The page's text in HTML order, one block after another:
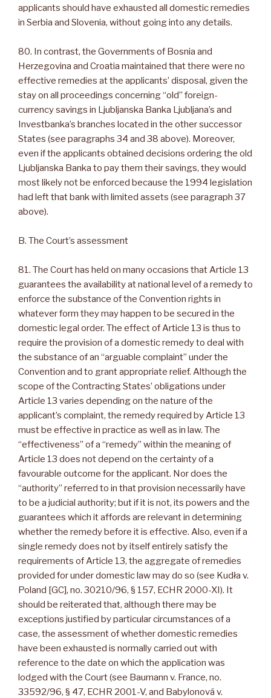
applicants should have exhausted all domestic remedies
in Serbia and Slovenia, without going into any details.
80. In contrast, the Governments of Bosnia and
Herzegovina and Croatia maintained that there were no
effective remedies at the applicants’ disposal, given the
stay on all proceedings concerning “old” foreign-
currency savings in Ljubljanska Banka Ljubljana’s and
Investbanka’s branches located in the other successor
States (see paragraphs 34 and 38 above). Moreover,
even if the applicants obtained decisions ordering the old
Ljubljanska Banka to pay them their savings, they would
most likely not be enforced because the 1994 legislation
had left that bank with limited assets (see paragraph 37
above).
B. The Court’s assessment
81. The Court has held on many occasions that Article 13
guarantees the availability at national level of a remedy to
enforce the substance of the Convention rights in
whatever form they may happen to be secured in the
domestic legal order. The effect of Article 13 is thus to
require the provision of a domestic remedy to deal with
the substance of an “arguable complaint” under the
Convention and to grant appropriate relief. Although the
scope of the Contracting States’ obligations under
Article 13 varies depending on the nature of the
applicant’s complaint, the remedy required by Article 13
must be effective in practice as well as in law. The
“effectiveness” of a “remedy” within the meaning of
Article 13 does not depend on the certainty of a
favourable outcome for the applicant. Nor does the
“authority” referred to in that provision necessarily have
to be a judicial authority; but if it is not, its powers and the
guarantees which it affords are relevant in determining
whether the remedy before it is effective. Also, even if a
single remedy does not by itself entirely satisfy the
requirements of Article 13, the aggregate of remedies
provided for under domestic law may do so (see Kudła v.
Poland [GC], no. 30210/96, § 157, ECHR 2000-XI). It
should be reiterated that, although there may be
exceptions justified by particular circumstances of a
case, the assessment of whether domestic remedies
have been exhausted is normally carried out with
reference to the date on which the application was
lodged with the Court (see Baumann v. France, no.
33592/96, § 47, ECHR 2001-V, and Babylonová v.